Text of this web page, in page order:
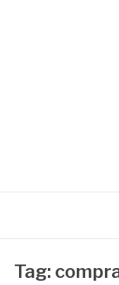
Tag: